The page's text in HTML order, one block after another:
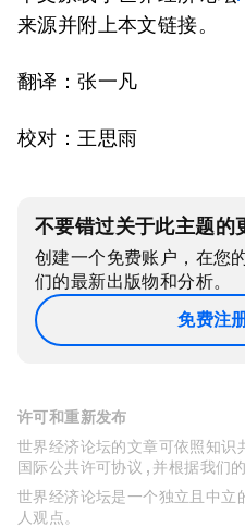
来源并附上本文链接。
翻译：张一凡
校对：王思雨
不要错过关于此主题的
创建一个免费账户，在您
们的最新出版物和分析。
免费注
许可和重新发布
世界经济论坛的文章可依照知
国际公共许可协议 , 并根据我们
世界经济论坛是一个独立且中立
人观点。